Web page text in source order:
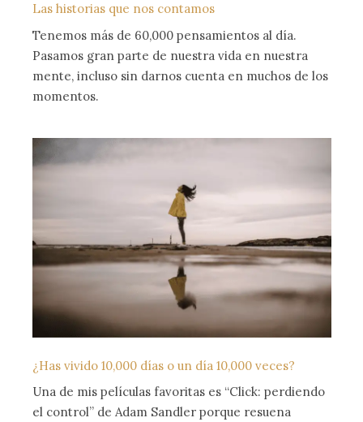
Las historias que nos contamos
Tenemos más de 60,000 pensamientos al día.
Pasamos gran parte de nuestra vida en nuestra
mente, incluso sin darnos cuenta en muchos de los
momentos.
¿Has vivido 10,000 días o un día 10,000 veces?
Una de mis películas favoritas es “Click: perdiendo
el control” de Adam Sandler porque resuena